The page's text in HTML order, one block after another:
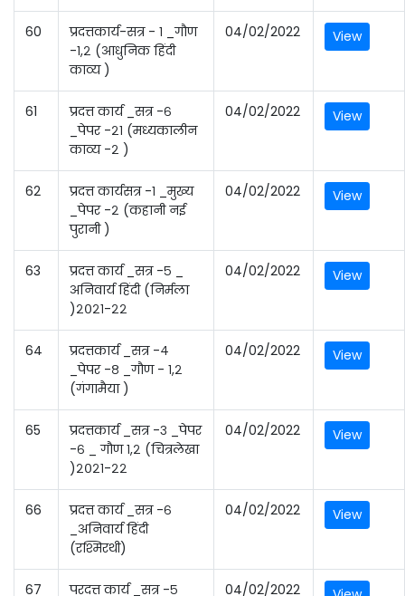
60
प्रदत्तकार्य-सत्र - १ _गौण
-१,२ (आधुनिक हिंदी
काव्य )
04/02/2022 View
61
प्रदत्त कार्य _सत्र -६
_पेपर -२१ (मध्यकालीन
काव्य -२ )
04/02/2022 View
62
प्रदत्त कार्यसत्र -१ _मुख्य
_पेपर -२ (कहानी नई
पुरानी )
04/02/2022 View
63
प्रदत्त कार्य _सत्र -५ _
अनिवार्य हिंदी (निर्मला
)२०२१-२२
04/02/2022 View
64
प्रदत्तकार्य _सत्र -४
_पेपर -८ _गौण - १,२
(गंगामैया )
04/02/2022 View
65
प्रदत्तकार्य _सत्र -३ _पेपर
-६ _ गौण १,२ (चित्रलेखा
)२०२१-२२
04/02/2022 View
66
प्रदत्त कार्य _सत्र -६
_अनिवार्य हिंदी
(रश्मिरथी)
04/02/2022 View
67
परदत्त कार्य _सत्र -५
04/02/2022